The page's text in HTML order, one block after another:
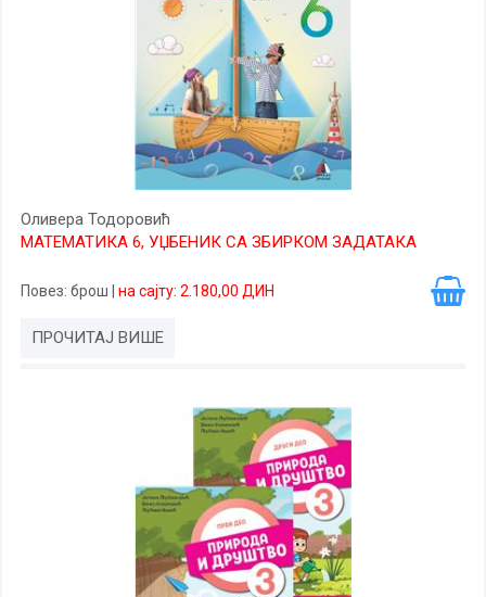
Оливера Тодоровић
МАТЕМАТИКА 6, УЏБЕНИК СА ЗБИРКОМ ЗАДАТАКА
Повез: брош на сајту: 2.180,00 ДИН
ПРОЧИТАЈ ВИШЕ